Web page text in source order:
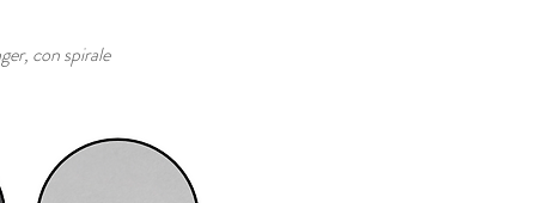
con spirale